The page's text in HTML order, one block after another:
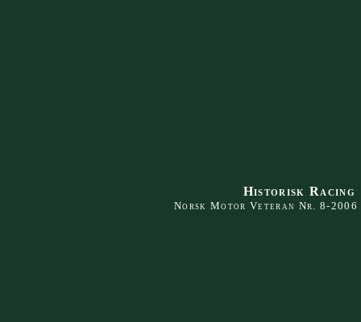
Historisk Racing
Norsk Motor Veteran Nr. 8-2006